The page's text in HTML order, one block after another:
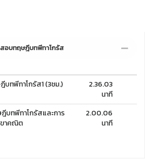
อบทฤษฎีบทพีทาโกรัส
ทพีทาโกรัส1 (3ชม.)
2.36.03
นาที
ทพีทาโกรัสและการ
ขาคณิต
2.00.06
นาที